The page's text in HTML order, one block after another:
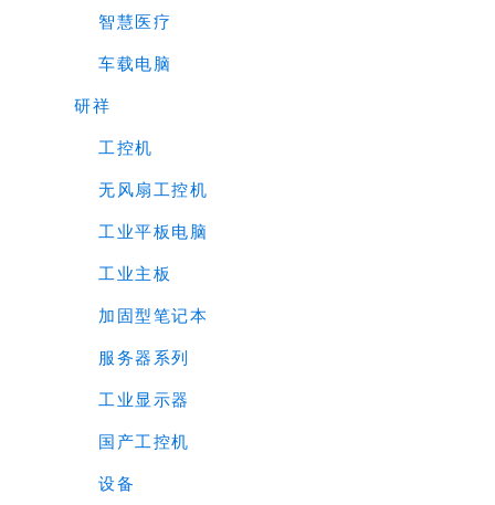
智慧医疗
车载电脑
研祥
工控机
无风扇工控机
工业平板电脑
工业主板
加固型笔记本
服务器系列
工业显示器
国产工控机
设备